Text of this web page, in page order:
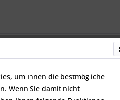
um Ihnen die bestmögliche
Wenn Sie damit nicht